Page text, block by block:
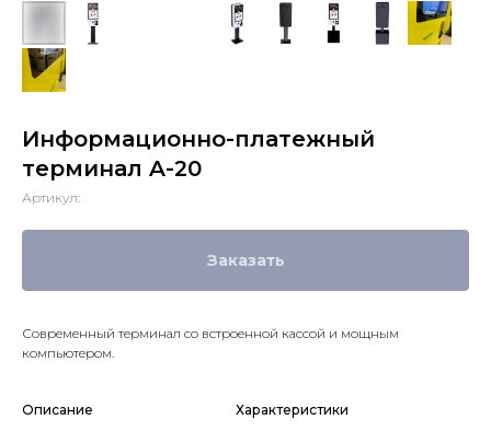
Информационно-платежный
терминал A-20
Артикул:
Заказать
Современный терминал со встроенной кассой и мощным
компьютером.
Описание Характеристики